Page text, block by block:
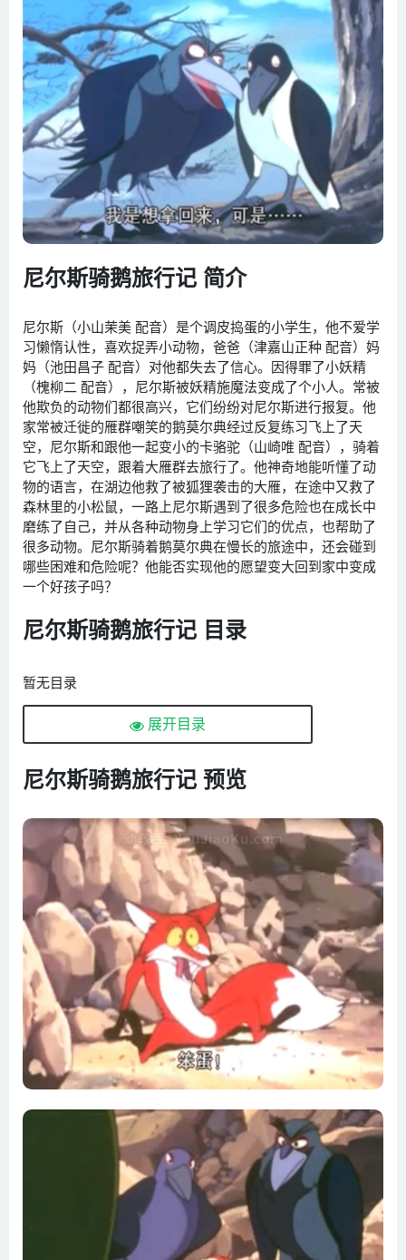
尼尔斯骑鹅旅行记 简介
尼尔斯（小山茉美 配音）是个调皮捣蛋的小学生，他不爱学
习懒惰认性，喜欢捉弄小动物，爸爸（津嘉山正种 配音）妈
妈（池田昌子 配音）对他都失去了信心。因得罪了小妖精
（槐柳二 配音），尼尔斯被妖精施魔法变成了个小人。常被
他欺负的动物们都很高兴，它们纷纷对尼尔斯进行报复。他
家常被迁徙的雁群嘲笑的鹅莫尔典经过反复练习飞上了天
空，尼尔斯和跟他一起变小的卡骆驼（山崎唯 配音），骑着
它飞上了天空，跟着大雁群去旅行了。他神奇地能听懂了动
物的语言，在湖边他救了被狐狸袭击的大雁，在途中又救了
森林里的小松鼠，一路上尼尔斯遇到了很多危险也在成长中
磨练了自己，并从各种动物身上学习它们的优点，也帮助了
很多动物。尼尔斯骑着鹅莫尔典在慢长的旅途中，还会碰到
哪些困难和危险呢？他能否实现他的愿望变大回到家中变成
一个好孩子吗？
尼尔斯骑鹅旅行记 目录
暂无目录
展开目录
尼尔斯骑鹅旅行记 预览